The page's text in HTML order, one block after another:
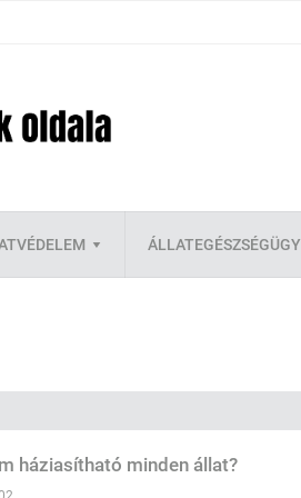
ÁLLATEGÉSZSÉGÜGY
háziasítható minden állat?